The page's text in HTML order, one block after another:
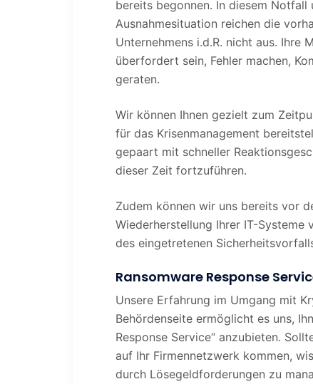
bereits begonnen. In diesem
Ausnahmesituation reichen die
Unternehmens i.d.R. nicht aus.
überfordert sein, Fehler machen,
geraten.
Wir können Ihnen gezielt zum
für das Krisenmanagement
gepaart mit schneller
dieser Zeit fortzuführen.
Zudem können wir uns bereits vor
Wiederherstellung Ihrer IT-
des eingetretenen
Ransomware Response
Unsere Erfahrung im Umgang mit
Behördenseite ermöglicht es uns,
Response Service“ anzubieten.
auf Ihr Firmennetzwerk kommen,
durch Lösegeldforderungen zu